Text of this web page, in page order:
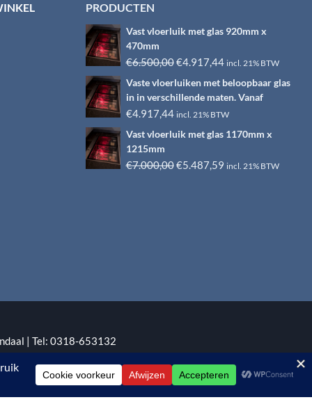
PRODUCTEN
Vast vloerluik met glas 920mm x
470mm
€6.500,00Oorspronkelijke
prijs
was:
€6.500,00.
€4.917,44Huidige
prijs
is:
€4.917,44.
incl. 21% BTW
Vaste vloerluiken met beloopbaar glas
in in verschillende maten. Vanaf
€4.917,44 incl. 21% BTW
Vast vloerluik met glas 1170mm x
1215mm
€7.000,00Oorspronkelijke
€5.487,59Huidige
incl. 21% BTW
| Tel: 0318-653132